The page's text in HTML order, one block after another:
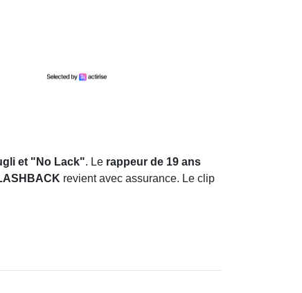
et "No Lack". Le rappeur de 19 ans
revient avec assurance. Le clip